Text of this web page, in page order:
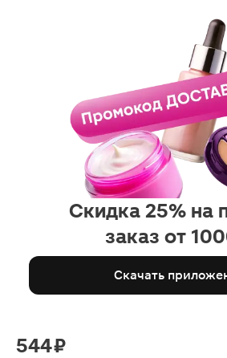
Скидка 25% на
заказ от
Скачать
544 ₽